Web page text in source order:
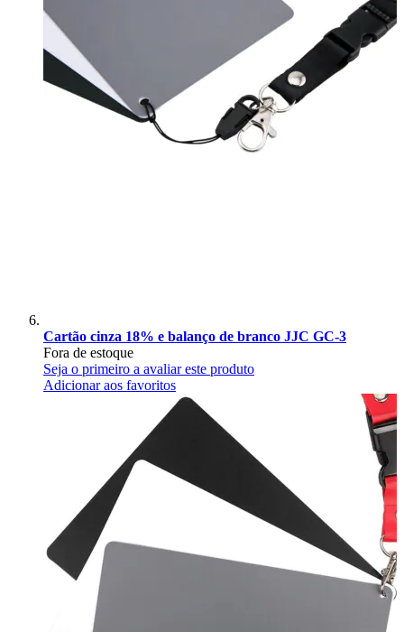
Cartão cinza 18% e balanço de branco JJC GC-3
Fora de estoque
Seja o primeiro a avaliar este produto
Adicionar aos favoritos